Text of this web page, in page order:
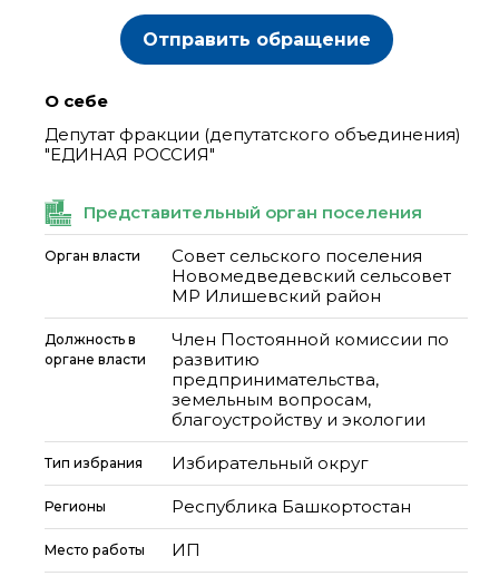
Отправить обращение
О себе
Депутат фракции (депутатского объединения)
"ЕДИНАЯ РОССИЯ"
Представительный орган поселения
Орган власти
Совет сельского поселения
Новомедведевский сельсовет
МР Илишевский район
Должность в
органе власти
Член Постоянной комиссии по
развитию
предпринимательства,
земельным вопросам,
благоустройству и экологии
Тип избрания Избирательный округ
Регионы Республика Башкортостан
Место работы ИП